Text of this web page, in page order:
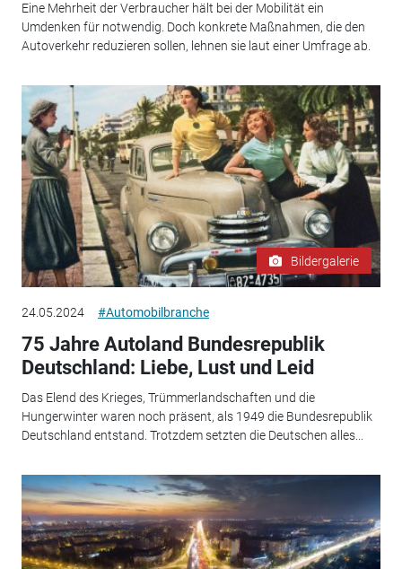
Eine Mehrheit der Verbraucher hält bei der Mobilität ein
Umdenken für notwendig. Doch konkrete Maßnahmen, die den
Autoverkehr reduzieren sollen, lehnen sie laut einer Umfrage ab.
Bildergalerie
24.05.2024 #Automobilbranche
75 Jahre Autoland Bundesrepublik
Deutschland: Liebe, Lust und Leid
Das Elend des Krieges, Trümmerlandschaften und die
Hungerwinter waren noch präsent, als 1949 die Bundesrepublik
Deutschland entstand. Trotzdem setzten die Deutschen alles...